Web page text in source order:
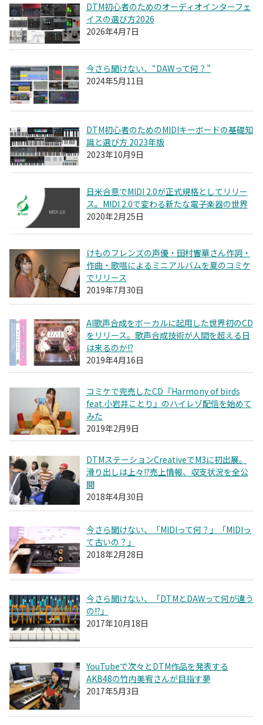
DTM初心者のためのオーディオインターフェ
イスの選び方2026
2026年4月7日
今さら聞けない、“DAWって何？”
2024年5月11日
DTM初心者のためのMIDIキーボードの基礎知
識と選び方 2023年版
2023年10月9日
日米合意でMIDI 2.0が正式規格としてリリー
ス。MIDI 2.0で変わる新たな電子楽器の世界
2020年2月25日
けものフレンズの声優・田村響華さん作詞・
作曲・歌唱によるミニアルバムを夏のコミケ
でリリース
2019年7月30日
AI歌声合成をボーカルに起用した世界初のCD
をリリース。歌声合成技術が人間を超える日
は来るのか!?
2019年4月16日
コミケで完売したCD『Harmony of birds
feat.小岩井ことり』のハイレゾ配信を始めて
みた
2019年2月9日
DTMステーションCreativeでM3に初出展。
滑り出しは上々!?売上情報、収支状況を全公
開
2018年4月30日
今さら聞けない、「MIDIって何？」「MIDIっ
て古いの？」
2018年2月28日
今さら聞けない、「DTMとDAWって何が違う
の!?」
2017年10月18日
YouTubeで次々とDTM作品を発表する
AKB48の竹内美宥さんが目指す夢
2017年5月3日